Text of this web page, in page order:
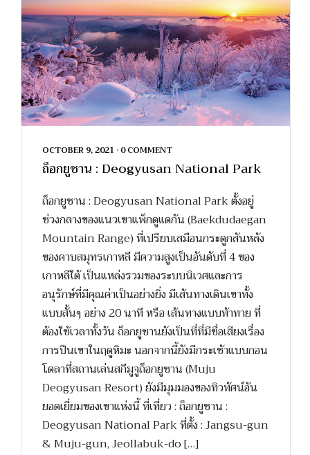
OCTOBER 9, 2021 • 0 COMMENT
ถ็อกยูชาน : Deogyusan National Park
ถ็อกยูชาน : Deogyusan National Park ตั้งอยู่
ช่วงกลางของแนวเขาแพ็กดูแดกัน (Baekdudaegan
Mountain Range) ที่เปรียบเสมือนกระดูกสันหลัง
ของคาบสมุทรเกาหลี มีความสูงเป็นอันดับที่ 4 ของ
เกาหลีใต้ เป็นแหล่งรวมของระบบนิเวศและการ
อนุรักษ์ที่มีคุณค่าเป็นอย่างยิ่ง มีเส้นทางเดินเขาทั้ง
แบบสั้นๆ อย่าง 20 นาที หรือ เส้นทางแบบท้าทาย ที่
ต้องใช้เวลาทั้งวัน ถ็อกยูซานยังเป็นที่ที่มีชื่อเสียงเรื่อง
การปีนเขาในฤดูหิมะ นอกจากนี้ยังมีกระเช้าแบบกอน
โดลาที่สถานเล่นสกีมูจูถ็อกยูซาน (Muju
Deogyusan Resort) ยังมีมุมมองของทิวทัศน์อัน
ยอดเยี่ยมของเขาแห่งนี้ ที่เที่ยว : ถ็อกยูชาน :
Deogyusan National Park ที่ตั้ง : Jangsu-gun
& Muju-gun, Jeollabuk-do […]